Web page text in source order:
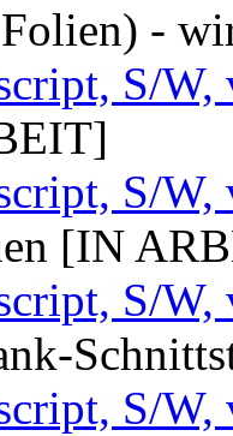
-
S/
S/
[IN
S/
S/